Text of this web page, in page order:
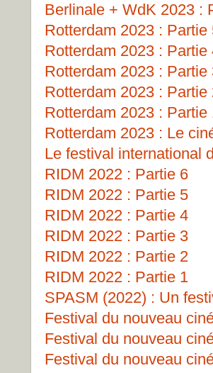
Berlinale + WdK 2023 :
Rotterdam 2023 : Partie
Rotterdam 2023 : Partie
Rotterdam 2023 : Partie
Rotterdam 2023 : Partie
Rotterdam 2023 : Partie
Rotterdam 2023 : Le
Le festival international
RIDM 2022 : Partie 6
RIDM 2022 : Partie 5
RIDM 2022 : Partie 4
RIDM 2022 : Partie 3
RIDM 2022 : Partie 2
RIDM 2022 : Partie 1
SPASM (2022) : Un
Festival du nouveau
Festival du nouveau
Festival du nouveau